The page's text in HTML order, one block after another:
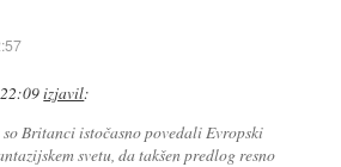
izjavil:
Britanci istočasno povedali Evropski
svetu, da takšen predlog resno